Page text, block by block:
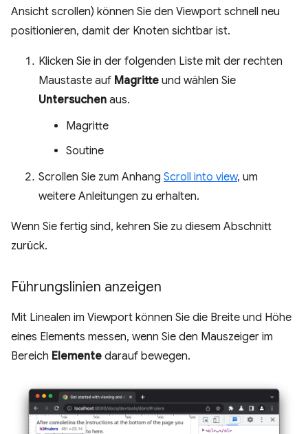
Ansicht scrollen) können Sie den Viewport schnell neu
positionieren, damit der Knoten sichtbar ist.
Klicken Sie in der folgenden Liste mit der rechten
Maustaste auf Magritte und wählen Sie
Untersuchen aus.
Magritte
Soutine
Scrollen Sie zum Anhang Scroll into view, um
weitere Anleitungen zu erhalten.
Wenn Sie fertig sind, kehren Sie zu diesem Abschnitt
zurück.
Führungslinien anzeigen
Mit Linealen im Viewport können Sie die Breite und Höhe
eines Elements messen, wenn Sie den Mauszeiger im
Bereich Elemente darauf bewegen.